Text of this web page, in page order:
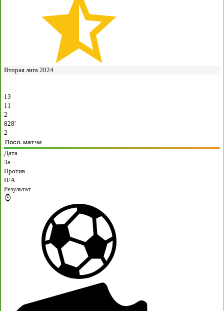
Вторая лига 2024
13
11
2
828′
2
Посл. матчи
Дата
За
Против
H/A
Результат